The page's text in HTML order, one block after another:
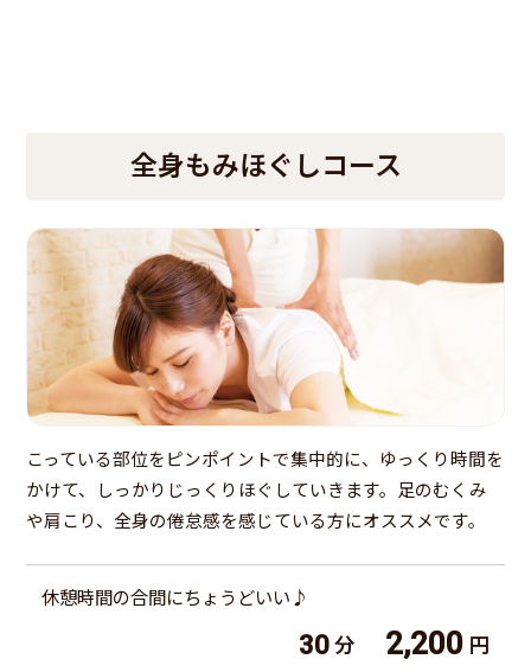
全身もみほぐしコース
こっている部位をピンポイントで集中的に、ゆっくり時間を
かけて、しっかりじっくりほぐしていきます。足のむくみ
や肩こり、全身の倦怠感を感じている方にオススメです。
休憩時間の合間にちょうどいい♪
30 分 2,200 円